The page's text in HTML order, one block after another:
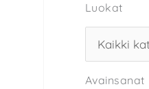
Luokat
Avainsanat